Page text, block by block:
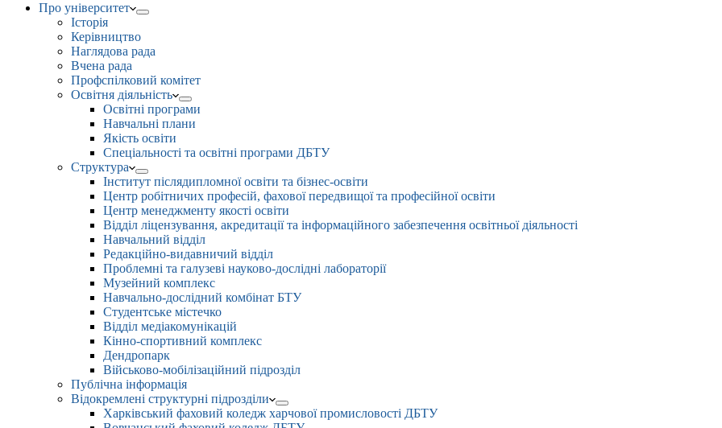
Про університет
Історія
Керівництво
Наглядова рада
Вчена рада
Профспілковий комітет
Освітня діяльність
Освітні програми
Навчальні плани
Якість освіти
Спеціальності та освітні програми ДБТУ
Структура
Інститут післядипломної освіти та бізнес-освіти
Центр робітничих професій, фахової передвищої та професійної освіти
Центр менеджменту якості освіти
Відділ ліцензування, акредитації та інформаційного забезпечення освітньої діяльності
Навчальний відділ
Редакційно-видавничий відділ
Проблемні та галузеві науково-дослідні лабораторії
Музейний комплекс
Навчально-дослідний комбінат БТУ
Студентське містечко
Відділ медіакомунікацій
Кінно-спортивний комплекс
Дендропарк
Військово-мобілізаційний підрозділ
Публічна інформація
Відокремлені структурні підрозділи
Харківський фаховий коледж харчової промисловості ДБТУ